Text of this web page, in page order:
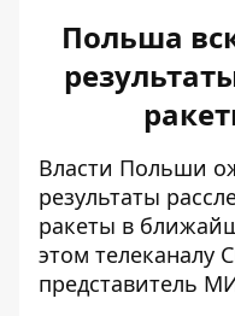
Польша
Власти Польши
результаты
ракеты в
этом телеканалу
представитель